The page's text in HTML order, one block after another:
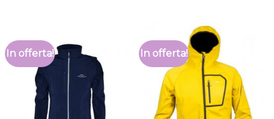
In offerta! In offerta!